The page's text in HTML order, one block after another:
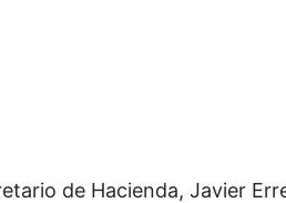
de Hacienda, Javier